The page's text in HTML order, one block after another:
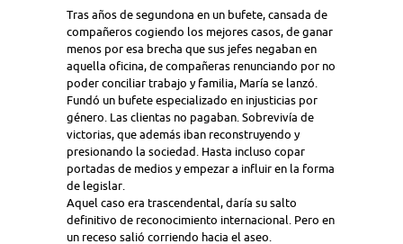
Tras años de segundona en un bufete, cansada de
compañeros cogiendo los mejores casos, de ganar
menos por esa brecha que sus jefes negaban en
aquella oficina, de compañeras renunciando por no
poder conciliar trabajo y familia, María se lanzó.
Fundó un bufete especializado en injusticias por
género. Las clientas no pagaban. Sobrevivía de
victorias, que además iban reconstruyendo y
presionando la sociedad. Hasta incluso copar
portadas de medios y empezar a influir en la forma
de legislar.
Aquel caso era trascendental, daría su salto
definitivo de reconocimiento internacional. Pero en
un receso salió corriendo hacia el aseo.